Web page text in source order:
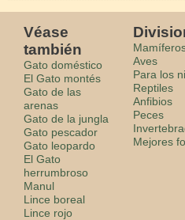
Véase
también
Gato doméstico
El Gato montés
Gato de las
arenas
Gato de la jungla
Gato pescador
Gato leopardo
El Gato
herrumbroso
Manul
Lince boreal
Lince rojo
Aves
Para los
Reptiles
Anfibios
Peces
Mejores